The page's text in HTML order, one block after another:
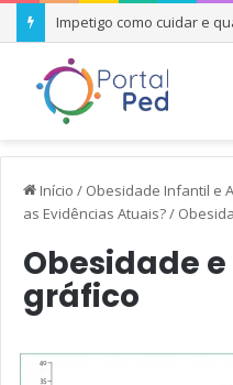
Impetigo como cuidar e
Início / Obesidade Infantil e
as Evidências Atuais?/
Obesidade
gráfico